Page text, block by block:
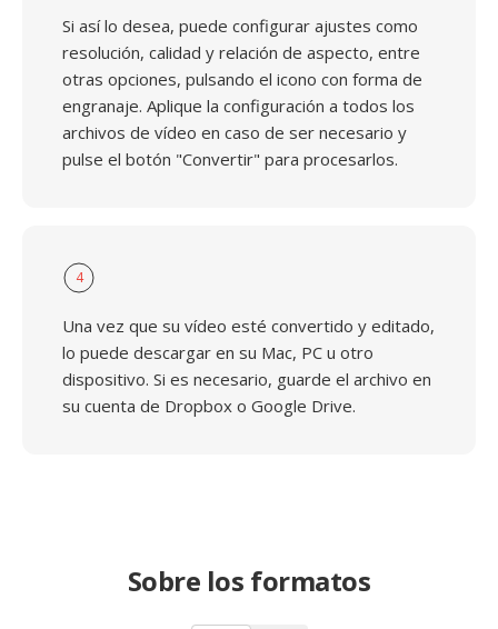
Si así lo desea, puede configurar ajustes como
resolución, calidad y relación de aspecto, entre
otras opciones, pulsando el icono con forma de
engranaje. Aplique la configuración a todos los
archivos de vídeo en caso de ser necesario y
pulse el botón "Convertir" para procesarlos.
4
Una vez que su vídeo esté convertido y editado,
lo puede descargar en su Mac, PC u otro
dispositivo. Si es necesario, guarde el archivo en
su cuenta de Dropbox o Google Drive.
Sobre los formatos